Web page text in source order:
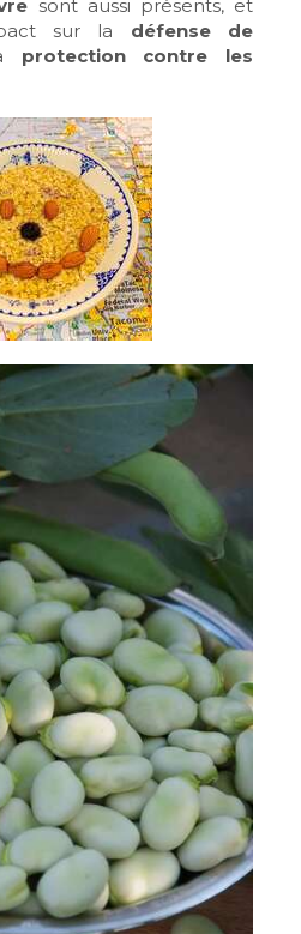
sont aussi présents, et
sur la défense de
protection contre les